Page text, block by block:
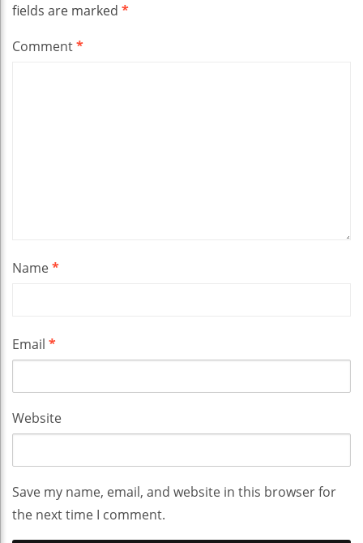
fields are marked *
Comment*
Name*
Email *
Website
Save my name, email, and website in this browser for
the next time I comment.